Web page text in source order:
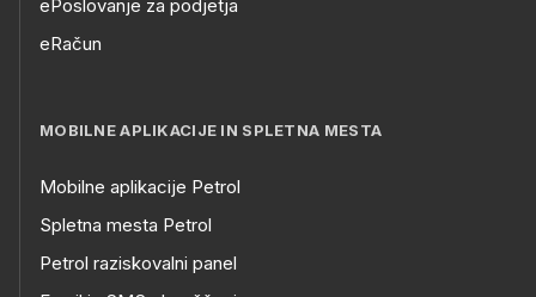
ePoslovanje za podjetja
eRačun
MOBILNE APLIKACIJE IN SPLETNA MESTA
Mobilne aplikacije Petrol
Spletna mesta Petrol
Petrol raziskovalni panel